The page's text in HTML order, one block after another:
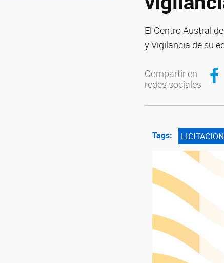
El Centro Austral
y Vigilancia de su
Compartir en
redes sociales
Tags: